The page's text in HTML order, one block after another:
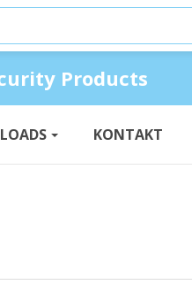
Products
KONTAKT